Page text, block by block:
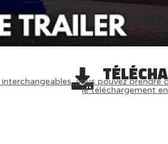
interchangeables, vous pouvez
le téléchargement